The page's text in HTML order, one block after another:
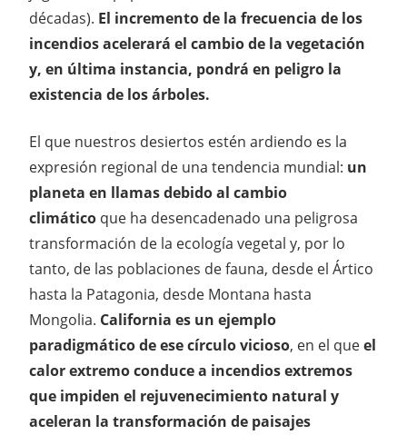
décadas). El incremento de la frecuencia de los
incendios acelerará el cambio de la vegetación
y, en última instancia, pondrá en peligro la
existencia de los árboles.
El que nuestros desiertos estén ardiendo es la
expresión regional de una tendencia mundial: un
planeta en llamas debido al cambio
climático que ha desencadenado una peligrosa
transformación de la ecología vegetal y, por lo
tanto, de las poblaciones de fauna, desde el Ártico
hasta la Patagonia, desde Montana hasta
Mongolia. California es un ejemplo
paradigmático de ese círculo vicioso, en el queel
calor extremo conduce a incendios extremos
que impiden el rejuvenecimiento natural y
aceleran la transformación de paisajes